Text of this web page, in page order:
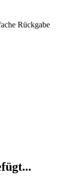
Rückgabe